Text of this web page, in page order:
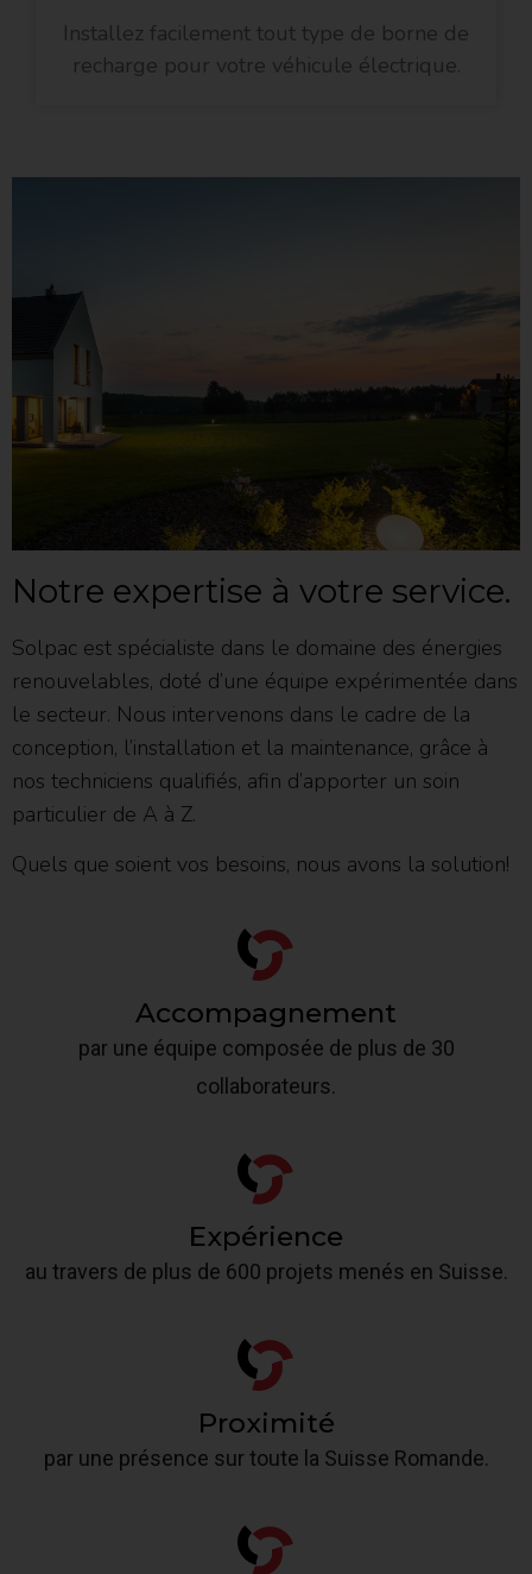
Installez facilement tout type de borne de
recharge pour votre véhicule électrique.
Notre expertise à votre service.
Solpac est spécialiste dans le domaine des énergies
renouvelables, doté d’une équipe expérimentée dans
le secteur. Nous intervenons dans le cadre de la
conception, l’installation et la maintenance, grâce à
nos techniciens qualifiés, afin d’apporter un soin
particulier de A à Z.
Quels que soient vos besoins, nous avons la solution!
Accompagnement
par une équipe composée de plus de 30
collaborateurs.
Expérience
au travers de plus de 600 projets menés en Suisse.
Proximité
par une présence sur toute la Suisse Romande.